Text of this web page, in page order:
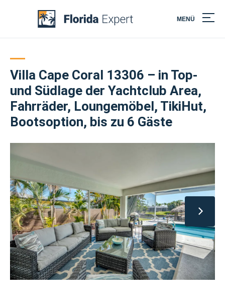
MENÜ
Skip
content
Villa Cape Coral 13306 – in Top-
und Südlage der Yachtclub Area,
Fahrräder, Loungemöbel, TikiHut,
Bootsoption, bis zu 6 Gäste